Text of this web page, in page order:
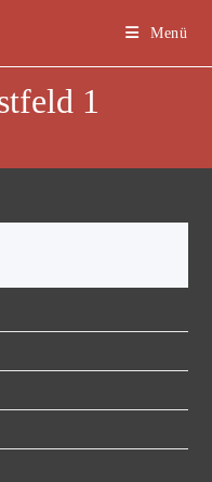
Menü
1